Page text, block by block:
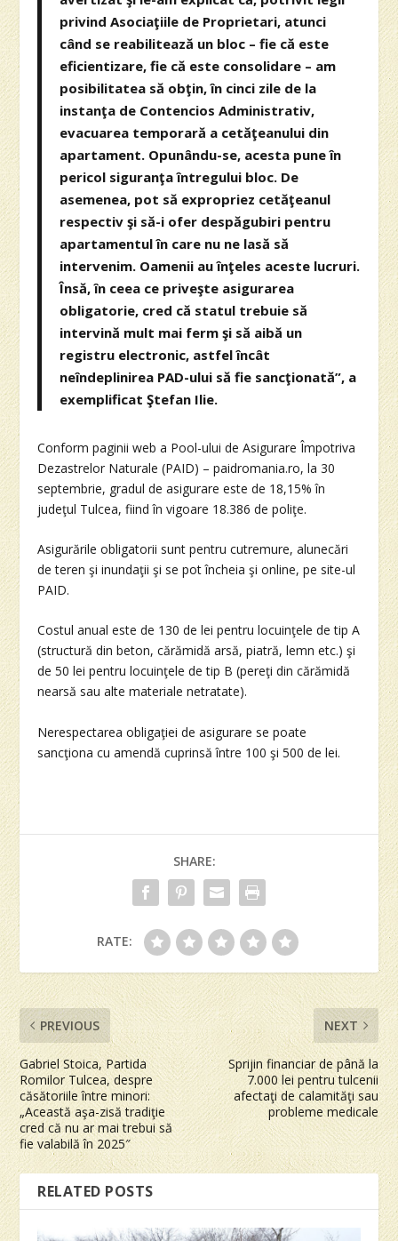
privind Asociaţiile de Proprietari, atunci
când se reabilitează un bloc – fie că este
eficientizare, fie că este consolidare – am
posibilitatea să obţin, în cinci zile de la
instanţa de Contencios Administrativ,
evacuarea temporară a cetăţeanului din
apartament. Opunându-se, acesta pune în
pericol siguranţa întregului bloc. De
asemenea, pot să expropriez cetăţeanul
respectiv şi să-i ofer despăgubiri pentru
apartamentul în care nu ne lasă să
intervenim. Oamenii au înţeles aceste lucruri.
Însă, în ceea ce priveşte asigurarea
obligatorie, cred că statul trebuie să
intervină mult mai ferm şi să aibă un
registru electronic, astfel încât
neîndeplinirea PAD-ului să fie sancţionată”, a
exemplificat Ştefan Ilie.
Conform paginii web a Pool-ului de Asigurare Împotriva
Dezastrelor Naturale (PAID) – paidromania.ro, la 30
septembrie, gradul de asigurare este de 18,15% în
judeţul Tulcea, fiind în vigoare 18.386 de poliţe.
Asigurările obligatorii sunt pentru cutremure, alunecări
de teren şi inundaţii şi se pot încheia şi online, pe site-ul
PAID.
Costul anual este de 130 de lei pentru locuinţele de tip A
(structură din beton, cărămidă arsă, piatră, lemn etc.) şi
de 50 lei pentru locuinţele de tip B (pereţi din cărămidă
nearsă sau alte materiale netratate).
Nerespectarea obligaţiei de asigurare se poate
sancţiona cu amendă cuprinsă între 100 şi 500 de lei.
SHARE:
RATE:
PREVIOUS
Gabriel Stoica, Partida
Romilor Tulcea, despre
căsătoriile între minori:
„Această aşa-zisă tradiţie
cred că nu ar mai trebui să
fie valabilă în 2025″
NEXT
Sprijin financiar de până la
7.000 lei pentru tulcenii
afectaţi de calamităţi sau
probleme medicale
RELATED POSTS